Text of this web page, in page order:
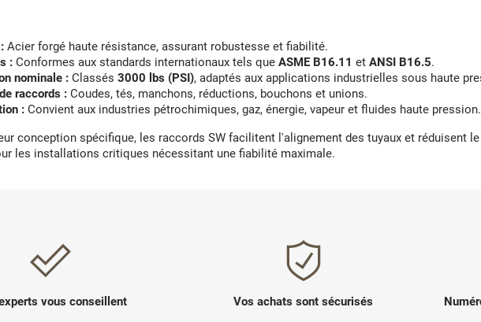
Acier forgé haute résistance, assurant robustesse et fiabilité.
: Conformes aux standards internationaux tels que ASME B16.11 et ANSI B16.5.
nominale : Classés 3000 lbs (PSI), adaptés aux applications industrielles sous haute
raccords : Coudes, tés, manchons, réductions, bouchons et unions.
: Convient aux industries pétrochimiques, gaz, énergie, vapeur et fluides haute pression.
conception spécifique, les raccords SW facilitent l'alignement des tuyaux et réduisent
les installations critiques nécessitant une fiabilité maximale.
vous conseillent
Vos achats sont sécurisés